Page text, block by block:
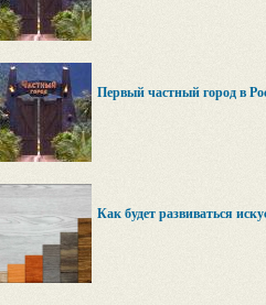
Первый частный город в
Как будет развиваться